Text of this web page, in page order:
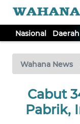
Nasional Daerah
Wahana News
Cabut
Pabrik,
TV
Tutup
NASIONAL